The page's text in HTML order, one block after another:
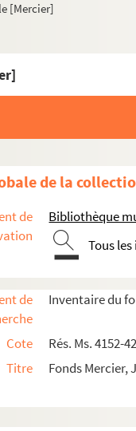
[Mercier]
de la
de
Bibliothèque
Tous
de
Inventaire du
Cote
Rés. Ms. 4152-
Titre
Fonds Mercier,
Odile [Mercier]
F. Tabary
Philippe [et] Odette
Georges Richou
382. Sophie Chédaille
Dr Laurent Brochard
Michel Fontaine
386. J. M. [Jocelyn Mercier]
387. Dominique